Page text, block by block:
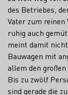
des Betriebes,
Vater zum
ruhig auch
meint damit
Bauwagen mit
allem den
Bis zu zwölf
sind gerade die